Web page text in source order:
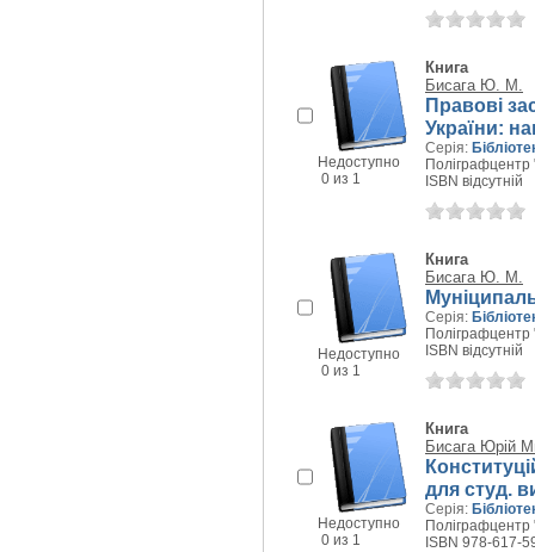
Недоступно
0 из 1
Книга
Бисага Ю. М.
Правові
України:
Серія:
Поліграфцентр
ISBN відсутній
Недоступно
0 из 1
Книга
Бисага Ю. М.
Серія:
Поліграфцентр
ISBN відсутній
Недоступно
0 из 1
Книга
Бисага Юрій
для студ.
Серія:
Поліграфцентр
ISBN 978-617-